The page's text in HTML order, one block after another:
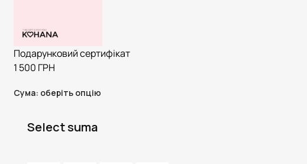
Подарунковий сертифікат
1 500 ГРН
Сума: оберіть опцію
Select suma